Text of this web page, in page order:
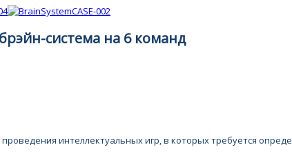
система на 6 команд
интеллектуальных игр, в которых требуется